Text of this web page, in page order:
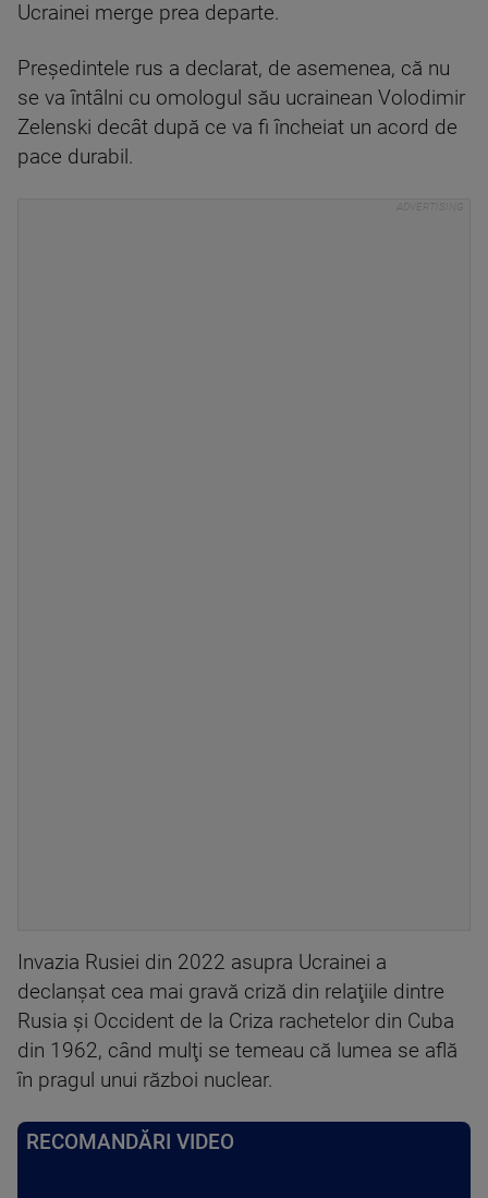
Ucrainei merge prea departe.
Preşedintele rus a declarat, de asemenea, că nu
se va întâlni cu omologul său ucrainean Volodimir
Zelenski decât după ce va fi încheiat un acord de
pace durabil.
Invazia Rusiei din 2022 asupra Ucrainei a
declanşat cea mai gravă criză din relaţiile dintre
Rusia şi Occident de la Criza rachetelor din Cuba
din 1962, când mulţi se temeau că lumea se află
în pragul unui război nuclear.
RECOMANDĂRI VIDEO